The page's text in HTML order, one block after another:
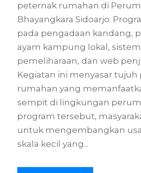
peternak rumahan di
Bhayangkara Sidoarjo.
pada pengadaan kandang,
ayam kampung lokal,
pemeliharaan, dan web
Kegiatan ini menyasar tujuh
rumahan yang
sempit di lingkungan
program tersebut,
untuk mengembangkan
skala kecil yang...